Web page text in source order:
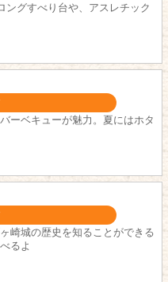
ングすべり台や、アスレチック
ーベキューが魅力。夏にはホタ
崎城の歴史を知ることができる
るよ